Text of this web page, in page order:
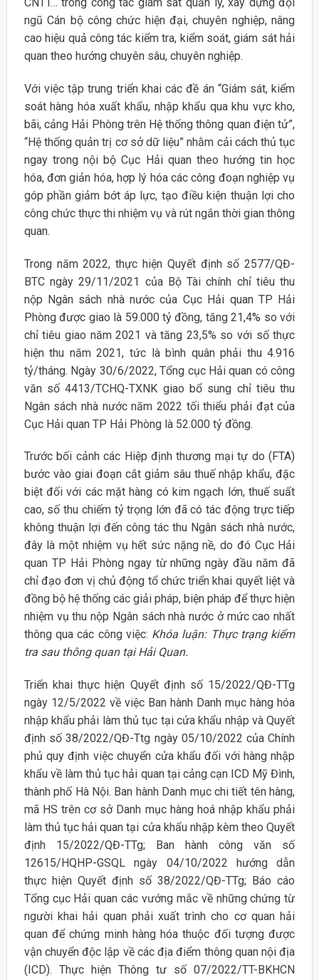
ngũ Cán bộ công chức hiện đại, chuyên nghiệp, nâng
cao hiệu quả công tác kiểm tra, kiểm soát, giám sát hải
quan theo hướng chuyên sâu, chuyên nghiệp.
Với việc tập trung triển khai các đề án “Giám sát, kiểm
soát hàng hóa xuất khẩu, nhập khẩu qua khu vực kho,
bãi, cảng Hải Phòng trên Hệ thống thông quan điện tử”,
“Hệ thống quản trị cơ sở dữ liệu” nhằm cải cách thủ tục
ngay trong nội bộ Cục Hải quan theo hướng tin học
hóa, đơn giản hóa, hợp lý hóa các công đoạn nghiệp vụ
góp phần giảm bớt áp lực, tạo điều kiện thuận lợi cho
công chức thực thi nhiệm vụ và rút ngắn thời gian thông
quan.
Trong năm 2022, thực hiện Quyết định số 2577/QĐ-
BTC ngày 29/11/2021 của Bộ Tài chính chỉ tiêu thu
nộp Ngân sách nhà nước của Cục Hải quan TP Hải
Phòng được giao là 59.000 tỷ đồng, tăng 21,4% so với
chỉ tiêu giao năm 2021 và tăng 23,5% so với số thực
hiện thu năm 2021, tức là bình quân phải thu 4.916
tỷ/tháng. Ngày 30/6/2022, Tổng cục Hải quan có công
văn số 4413/TCHQ-TXNK giao bổ sung chỉ tiêu thu
Ngân sách nhà nước năm 2022 tối thiểu phải đạt của
Cục Hải quan TP Hải Phòng là 52.000 tỷ đồng.
Trước bối cảnh các Hiệp định thương mại tự do (FTA)
bước vào giai đoạn cắt giảm sâu thuế nhập khẩu, đặc
biệt đối với các mặt hàng có kim ngạch lớn, thuế suất
cao, số thu chiếm tỷ trọng lớn đã có tác động trực tiếp
không thuận lợi đến công tác thu Ngân sách nhà nước,
đây là một nhiệm vụ hết sức nặng nề, do đó Cục Hải
quan TP Hải Phòng ngay từ những ngày đầu năm đã
chỉ đạo đơn vị chủ động tổ chức triển khai quyết liệt và
đồng bộ hệ thống các giải pháp, biện pháp để thực hiện
nhiệm vụ thu nộp Ngân sách nhà nước ở mức cao nhất
thông qua các công việc: Khóa luận: Thực trạng kiểm
tra sau thông quan tại Hải Quan.
Triển khai thực hiện Quyết định số 15/2022/QĐ-TTg
ngày 12/5/2022 về việc Ban hành Danh mục hàng hóa
nhập khẩu phải làm thủ tục tại cửa khẩu nhập và Quyết
định số 38/2022/QĐ-Ttg ngày 05/10/2022 của Chính
phủ quy định việc chuyển cửa khẩu đối với hàng nhập
khẩu về làm thủ tục hải quan tại cảng cạn ICD Mỹ Đình,
thành phố Hà Nội. Ban hành Danh mục chi tiết tên hàng,
mã HS trên cơ sở Danh mục hàng hoá nhập khẩu phải
làm thủ tục hải quan tại cửa khẩu nhập kèm theo Quyết
định 15/2022/QĐ-TTg; Ban hành công văn số
12615/HQHP-GSQL ngày 04/10/2022 hướng dẫn
thực hiện Quyết định số 38/2022/QĐ-TTg; Báo cáo
Tổng cục Hải quan các vướng mắc về những chứng từ
người khai hải quan phải xuất trình cho cơ quan hải
quan để chứng minh hàng hóa thuộc đối tượng được
vận chuyển độc lập về các địa điểm thông quan nội địa
(ICD). Thực hiện Thông tư số 07/2022/TT-BKHCN